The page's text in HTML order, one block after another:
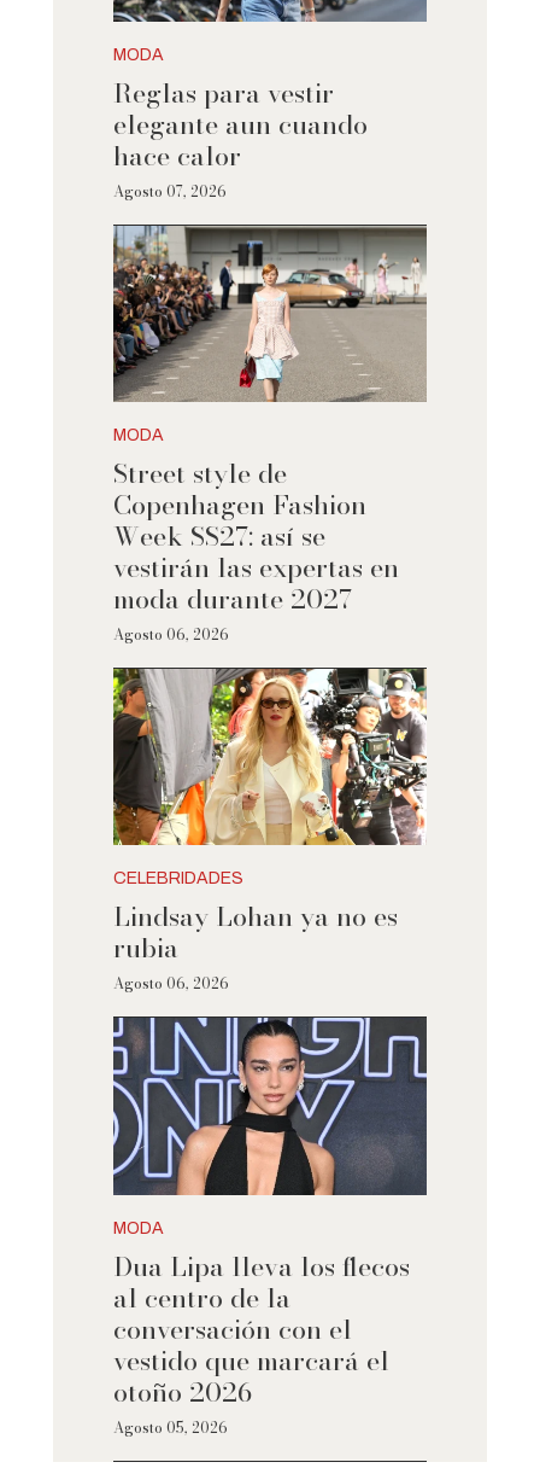
MODA
Reglas para vestir
elegante aun cuando
hace calor
Agosto 07, 2026
MODA
Street style de
Copenhagen Fashion
Week SS27: así se
vestirán las expertas en
moda durante 2027
Agosto 06, 2026
CELEBRIDADES
Lindsay Lohan ya no es
rubia
Agosto 06, 2026
MODA
Dua Lipa lleva los flecos
al centro de la
conversación con el
vestido que marcará el
otoño 2026
Agosto 05, 2026